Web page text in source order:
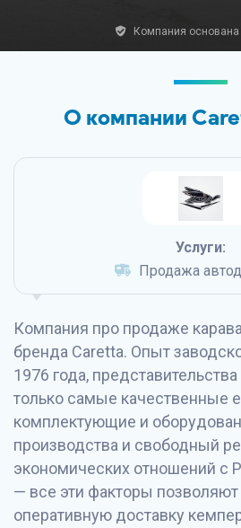
Компания основана
О компании
Услуги:
Продажа
Компания про продаже
бренда Caretta. Опыт
1976 года,
только самые качественные
комплектующие и
производства и свободный
экономических отношений с
— все эти факторы позволяют
оперативную доставку